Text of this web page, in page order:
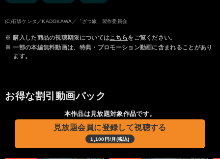
(C)石坂ケンタ／KADOKAWA／「ざつ旅」製作委員会
※ 購入した商品の視聴期限についてはこちらをご覧ください。
※ 一部の本編無料動画は、特典・プロモーション動画に含まれることがあり
ます。
お得な割引動画パック
本作品は見放題対象作品です。
見放題会員に登録して視聴する
1,100円/月(税込)